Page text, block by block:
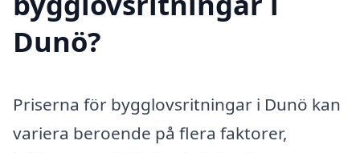
Dunö?
Priserna för bygglovsritningar i Dunö kan
variera beroende på flera faktorer,